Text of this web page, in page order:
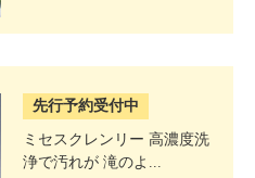
先行予約受付中
ミセスクレンリー 高濃度洗
浄で汚れが 滝のよ...